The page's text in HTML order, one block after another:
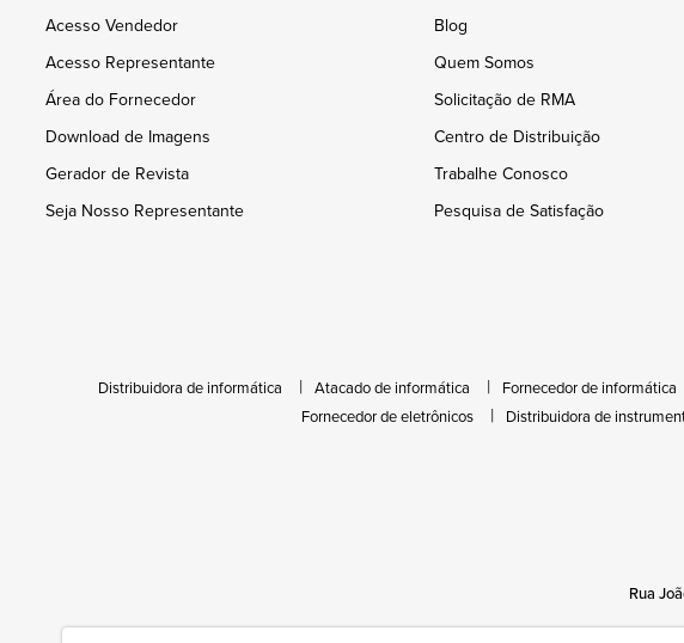
Acesso Vendedor
Acesso Representante
Área do Fornecedor
Download de Imagens
Gerador de Revista
Seja Nosso Representante
Blog
Quem Somos
Solicitação de RMA
Centro de Distribuição
Trabalhe Conosco
Pesquisa de Satisfação
Distribuidora de informática Atacado de informática Fornecedor de informática
Fornecedor de eletrônicos
Distribuidora de
Rua